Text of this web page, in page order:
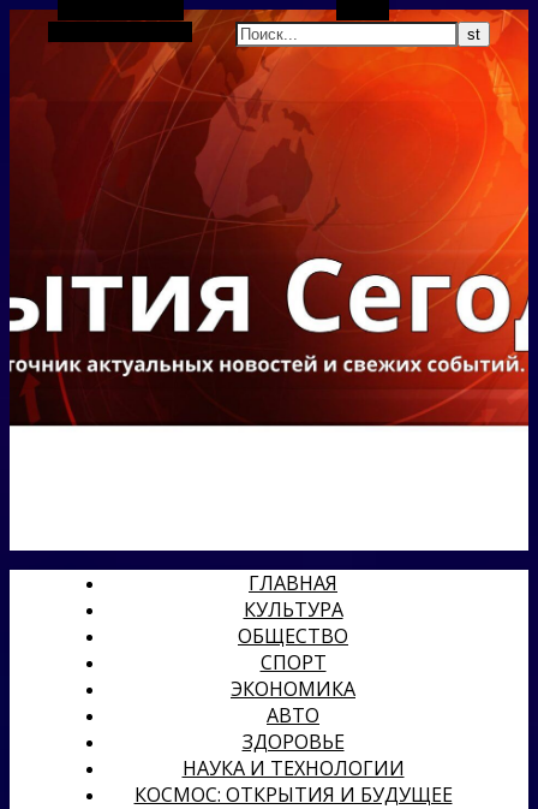
Боковая панель
ГЛАВНАЯ
КУЛЬТУРА
ОБЩЕСТВО
СПОРТ
ЭКОНОМИКА
АВТО
ЗДОРОВЬЕ
НАУКА И ТЕХНОЛОГИИ
КОСМОС: ОТКРЫТИЯ И БУДУЩЕЕ